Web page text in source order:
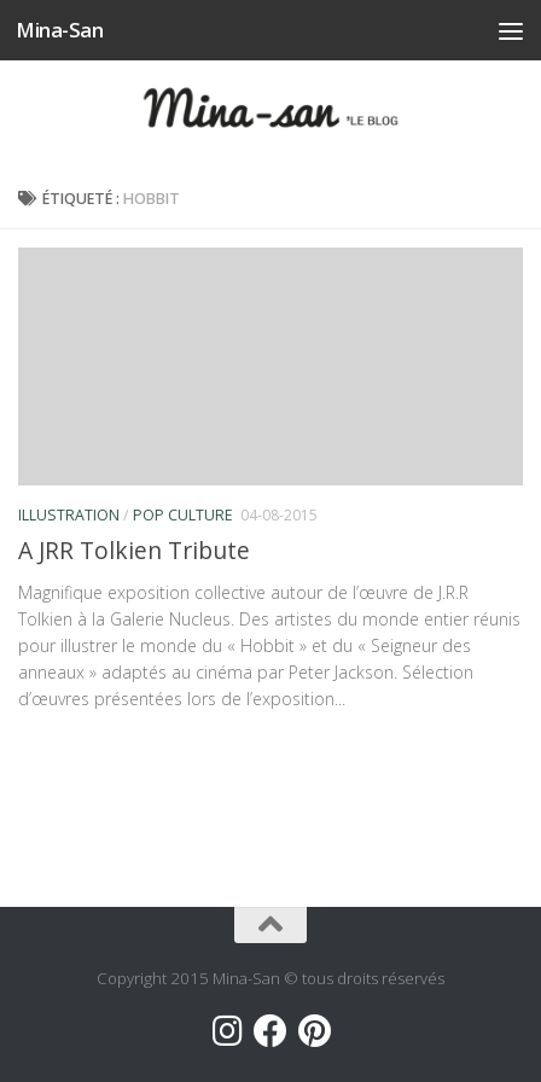
Skip to content
Mina-San
ÉTIQUETÉ :HOBBIT
ILLUSTRATION / POP CULTURE 04-08-2015
A JRR Tolkien Tribute
Magnifique exposition collective autour de l’œuvre de J.R.R
Tolkien à la Galerie Nucleus. Des artistes du monde entier réunis
pour illustrer le monde du « Hobbit » et du « Seigneur des
anneaux » adaptés au cinéma par Peter Jackson. Sélection
d’œuvres présentées lors de l’exposition...
Copyright 2015 Mina-San © tous droits réservés